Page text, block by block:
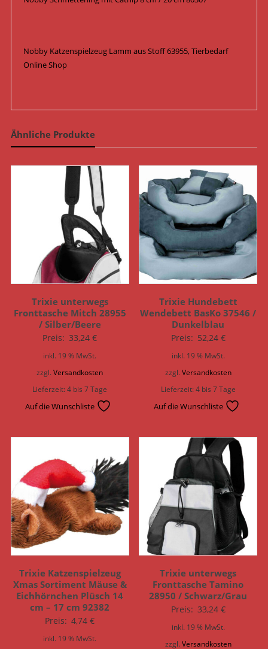
Nobby Katzenspielzeug Lamm aus Stoff 63955, Tierbedarf
Online Shop
Ähnliche Produkte
Trixie unterwegs
Fronttasche Mitch 28955
/ Silber/Beere
Preis: 33,24€
inkl. 19 % MwSt.
zzgl.Versandkosten
Lieferzeit:4 bis 7 Tage
Auf die Wunschliste
Trixie Hundebett
Wendebett BasKo 37546 /
Dunkelblau
Preis: 52,24 €
inkl. 19 % MwSt.
zzgl. Versandkosten
Lieferzeit:4 bis 7 Tage
Auf die Wunschliste
Trixie Katzenspielzeug
Xmas Sortiment Mäuse &
Eichhörnchen Plüsch 14
cm – 17 cm 92382
Preis: 4,74€
inkl. 19 % MwSt.
Trixie unterwegs
Fronttasche Tamino
28950 / Schwarz/Grau
Preis: 33,24 €
inkl. 19 % MwSt.
zzgl. Versandkosten